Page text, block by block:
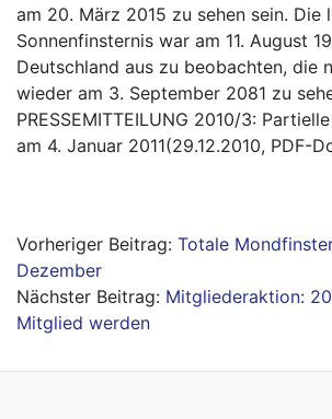
am 20. März 2015 zu sehen sein.
Sonnenfinsternis war am 11. August
Deutschland aus zu beobachten, die
wieder am 3. September 2081 zu
PRESSEMITTEILUNG 2010/3:
am 4. Januar 2011(29.12.2010, PDF-
Beitragsnavigation
Totale
Dezember
Mitgliederaktion:
Mitglied werden